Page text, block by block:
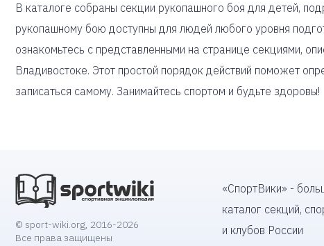
В каталоге собраны секции рукопашного боя для детей,
рукопашному бою доступны для людей любого уровня
ознакомьтесь с представленными на странице секциями,
Владивостоке. Этот простой порядок действий поможет
записаться самому. Занимайтесь спортом и будьте здоровы!
© sport-wiki.org, 2016-2026
Все права защищены
«СпортВики» -
каталог секций,
и клубов России